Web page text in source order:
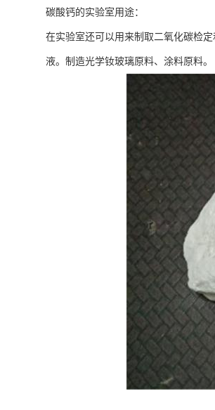
碳酸钙的实验室用途：
在实验室还可以用来制取二氧化碳检
液。制造光学钕玻璃原料、涂料原料。